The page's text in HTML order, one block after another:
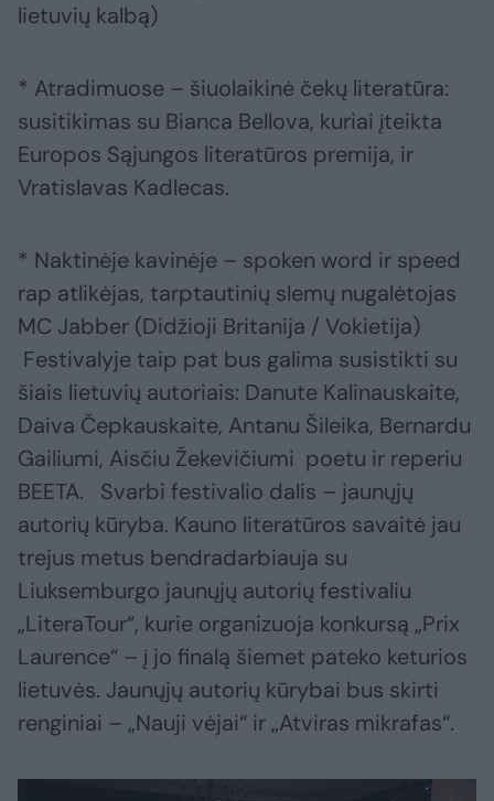
lietuvių kalbą)
* Atradimuose – šiuolaikinė čekų literatūra:
susitikimas su Bianca Bellova, kuriai įteikta
Europos Sąjungos literatūros premija, ir
Vratislavas Kadlecas.
* Naktinėje kavinėje – spoken word ir speed
rap atlikėjas, tarptautinių slemų nugalėtojas
MC Jabber (Didžioji Britanija / Vokietija)
Festivalyje taip pat bus galima susistikti su
šiais lietuvių autoriais: Danute Kalinauskaite,
Daiva Čepkauskaite, Antanu Šileika, Bernardu
Gailiumi, Aisčiu Žekevičiumi poetu ir reperiu
BEETA. Svarbi festivalio dalis – jaunųjų
autorių kūryba. Kauno literatūros savaitė jau
trejus metus bendradarbiauja su
Liuksemburgo jaunųjų autorių festivaliu
„LiteraTour“, kurie organizuoja konkursą „Prix
Laurence“ – į jo finalą šiemet pateko keturios
lietuvės. Jaunųjų autorių kūrybai bus skirti
renginiai – „Nauji vėjai“ ir „Atviras mikrafas“.